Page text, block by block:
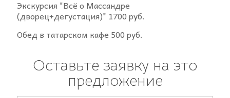
Экскурсия "Всё о Массандре
(дворец+дегустация)" 1700 руб.
Обед в татарском кафе 500 руб.
Оставьте заявку на это
предложение